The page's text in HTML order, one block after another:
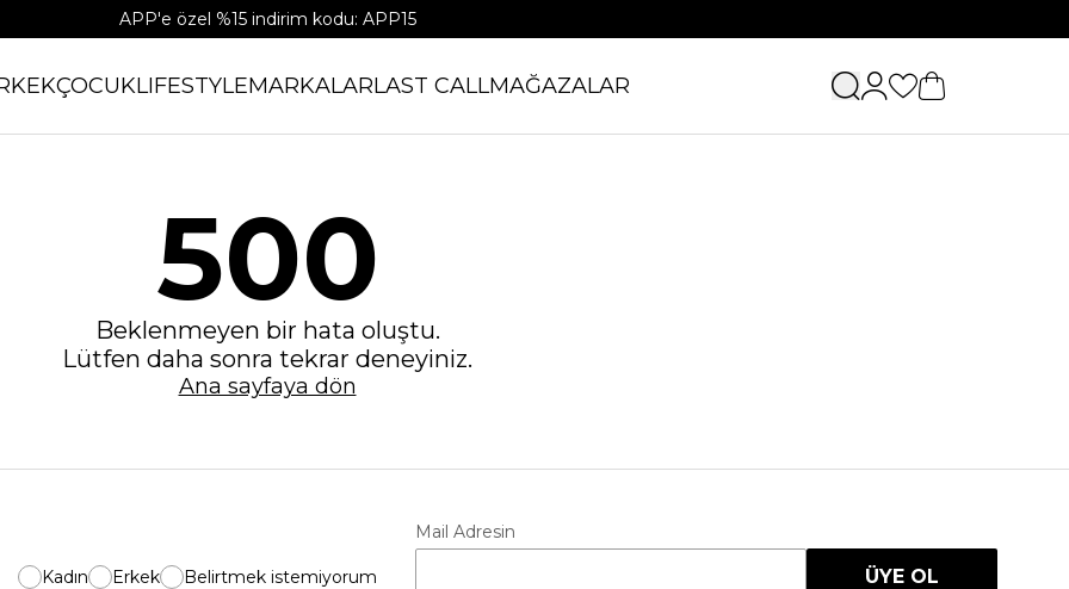
APP'e özel %15 indirim kodu: APP15
ÇOCUKLIFESTYLEMARKALARLAST CALLMAĞAZALAR
500
Beklenmeyen bir hata oluştu.
Lütfen daha sonra tekrar deneyiniz.
Ana sayfaya dön
Kadın Erkek Belirtmek istemiyorum
Mail Adresin
ÜYE OL